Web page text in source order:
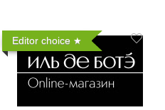
Editor choice